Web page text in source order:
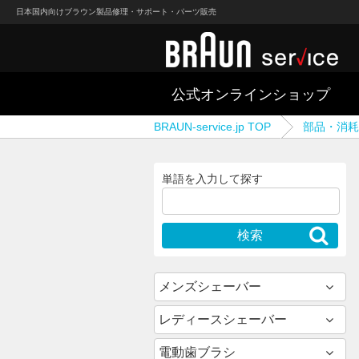
日本国内向けブラウン製品修理・サポート・パーツ販売
公式オンラインショップ
BRAUN-service.jp TOP 部品・消
単語を入力して探す
メンズシェーバー
レディースシェーバー
電動歯ブラシ